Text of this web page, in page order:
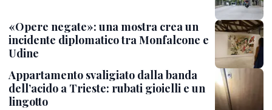
«Opere negate»: una mostra crea un
incidente diplomatico tra Monfalcone e
Udine
Appartamento svaligiato dalla banda
dell’acido a Trieste: rubati gioielli e un
lingotto